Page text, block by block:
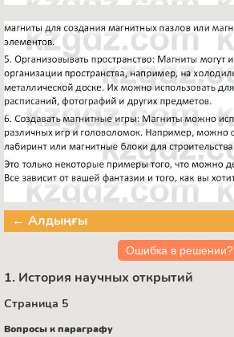
← Алдыңғы
Ошибка в решении?
1. История научных открытий
Страница 5
Вопросы к параграфу